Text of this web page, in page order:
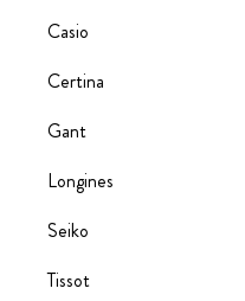
Casio
Certina
Gant
Longines
Seiko
Tissot